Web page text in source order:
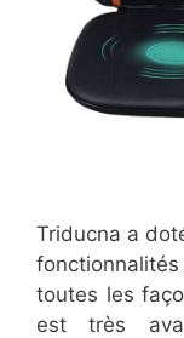
Triducna a
toutes les
est très